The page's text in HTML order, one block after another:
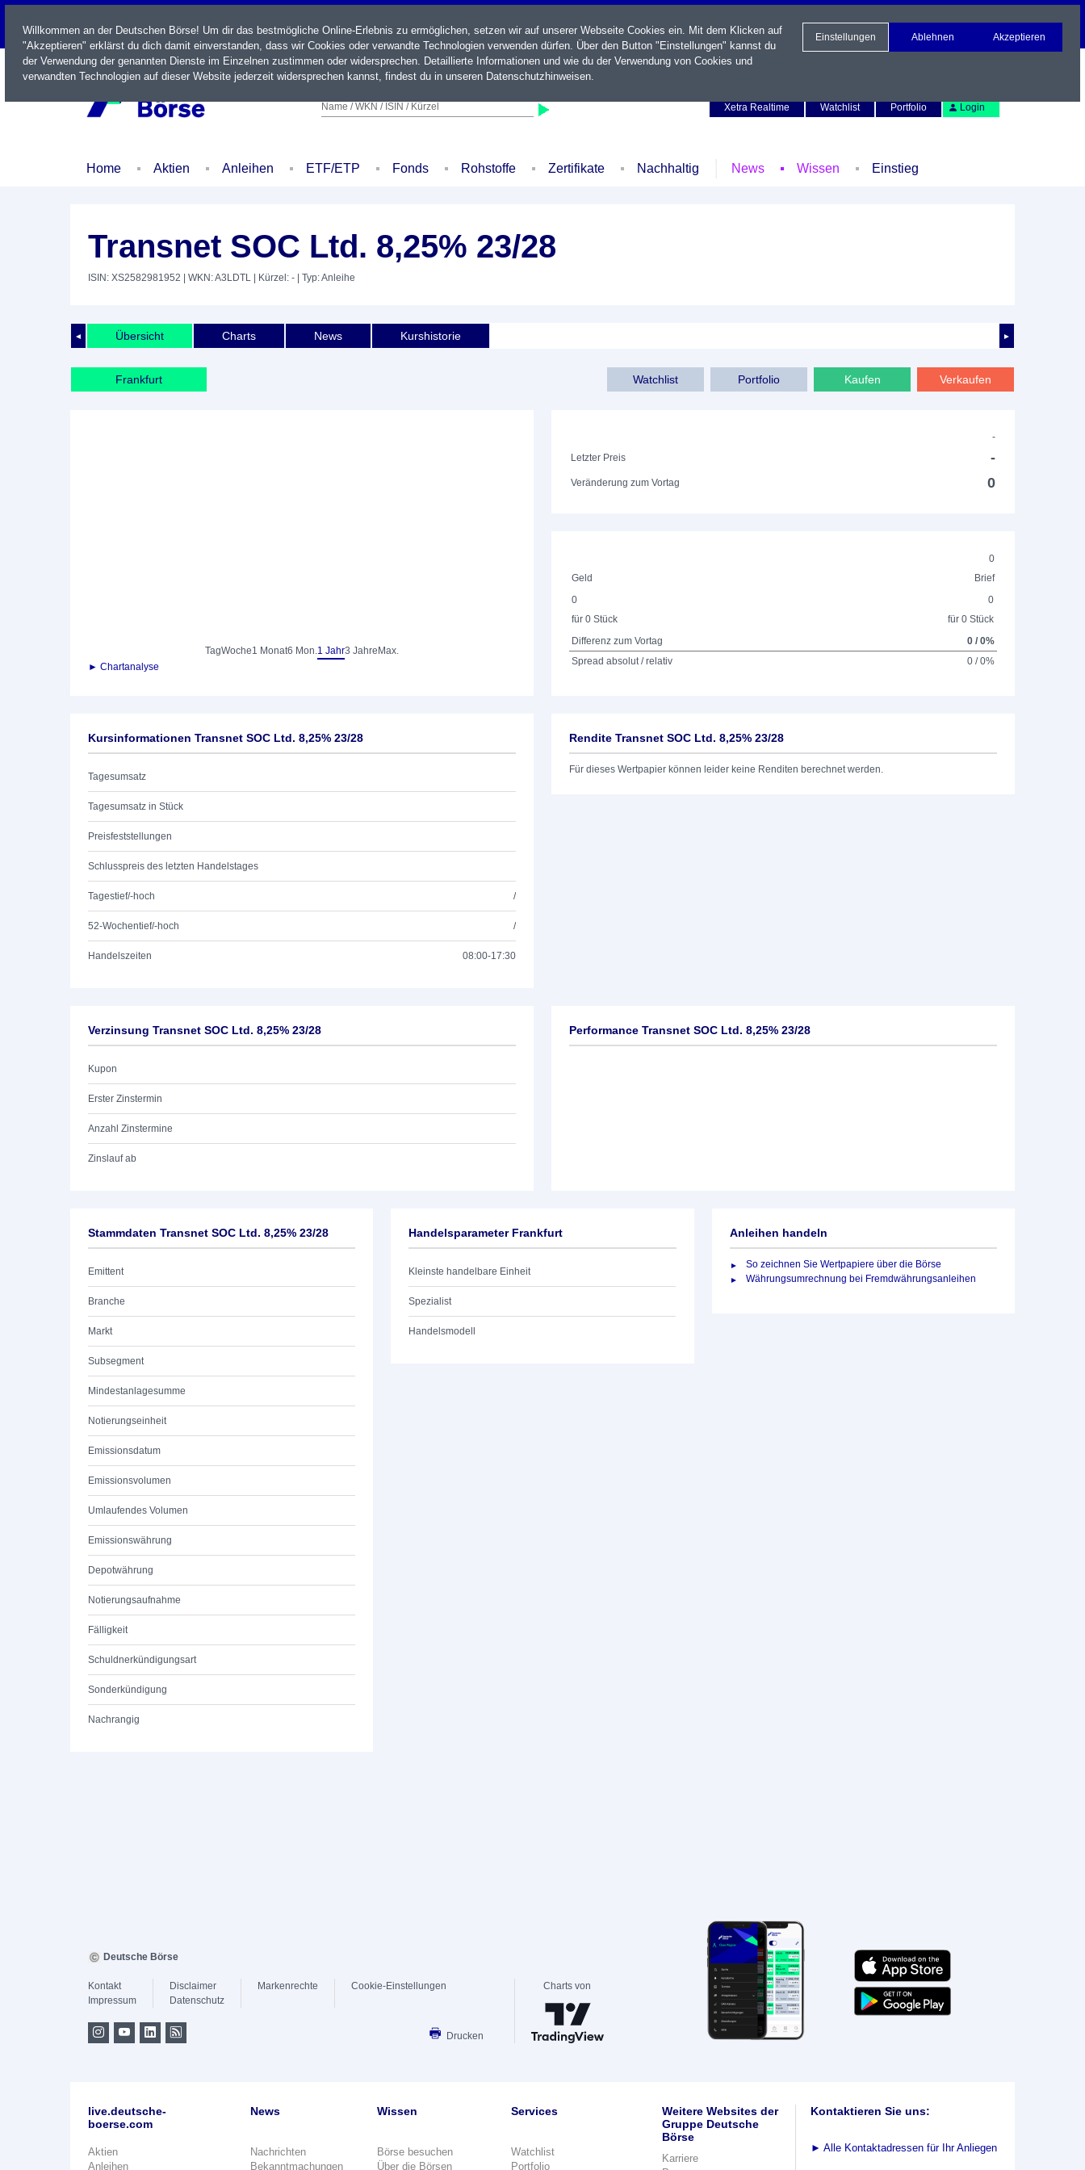
LIVE
Name / WKN / ISIN / Kürzel
Xetra Realtime
Watchlist Portfolio Login
Home Aktien Anleihen ETF/ETP Fonds Rohstoffe Zertifikate Nachhaltig News Wissen Einstieg
Transnet SOC Ltd. 8,25% 23/28
ISIN: XS2582981952 | WKN: A3LDTL | Kürzel: - | Typ: Anleihe
◄ ►
Übersicht Charts News Kurshistorie
Frankfurt Verkaufen
Kaufen
Portfolio
Watchlist
TagWoche1 Monat6 Mon.1 Jahr3 Jahre Max.
► Chartanalyse
-
Letzter Preis
-
Veränderung zum Vortag 0
0
Geld
Brief
0
für 0 Stück
0
für 0 Stück
Differenz zum Vortag
0 / 0%
Spread absolut / relativ
0 / 0%
Kursinformationen Transnet SOC Ltd. 8,25% 23/28
Tagesumsatz
Tagesumsatz in Stück
Preisfeststellungen
Schlusspreis des letzten Handelstages
Tagestief/-hoch /
52-Wochentief/-hoch /
Handelszeiten 08:00-17:30
Rendite Transnet SOC Ltd. 8,25% 23/28
Für dieses Wertpapier können leider keine Renditen berechnet werden.
Verzinsung Transnet SOC Ltd. 8,25% 23/28
Kupon
Erster Zinstermin
Anzahl Zinstermine
Zinslauf ab
Performance Transnet SOC Ltd. 8,25% 23/28
Stammdaten Transnet SOC Ltd. 8,25% 23/28
Emittent
Branche
Markt
Subsegment
Mindestanlagesumme
Notierungseinheit
Emissionsdatum
Emissionsvolumen
Umlaufendes Volumen
Emissionswährung
Depotwährung
Notierungsaufnahme
Fälligkeit
Schuldnerkündigungsart
Sonderkündigung
Nachrangig
Handelsparameter Frankfurt
Kleinste handelbare Einheit
Spezialist
Handelsmodell
Anleihen handeln
So zeichnen Sie Wertpapiere über die Börse
Währungsumrechnung bei Fremdwährungsanleihen
Willkommen an der Deutschen Börse! Um dir das bestmögliche Online-Erlebnis zu ermöglichen, setzen wir auf unserer Webseite Cookies ein. Mit dem Klicken auf
"Akzeptieren" erklärst du dich damit einverstanden, dass wir Cookies oder verwandte Technologien verwenden dürfen. Über den Button "Einstellungen" kannst du
der Verwendung der genannten Dienste im Einzelnen zustimmen oder widersprechen. Detaillierte Informationen und wie du der Verwendung von Cookies und
verwandten Technologien auf dieser Website jederzeit widersprechen kannst, findest du in unseren Datenschutzhinweisen.
Einstellungen Ablehnen Akzeptieren
Deutsche Börse
Kontakt
Impressum
Disclaimer
Datenschutz
Markenrechte Cookie-Einstellungen
Drucken
Charts von
live.deutsche-
boerse.com
Aktien
Anleihen
News
Nachrichten
Bekanntmachungen
Wissen
Börse besuchen
Über die Börsen
Services
Watchlist
Portfolio
Weitere Websites der
Gruppe Deutsche
Börse
Karriere
Kontaktieren Sie uns:
► Alle Kontaktadressen für Ihr Anliegen